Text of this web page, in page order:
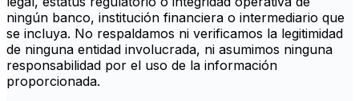
ningún banco, institución financiera o intermediario que
se incluya. No respaldamos ni verificamos la legitimidad
de ninguna entidad involucrada, ni asumimos ninguna
responsabilidad por el uso de la información
proporcionada.